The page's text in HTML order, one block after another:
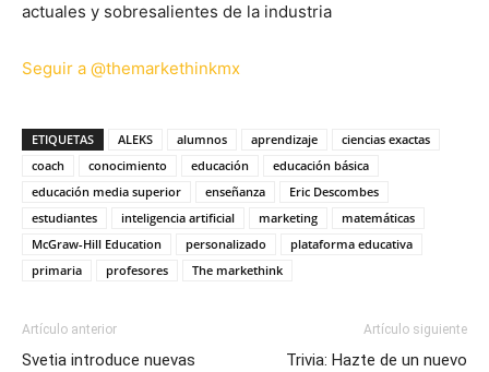
actuales y sobresalientes de la industria
Seguir a @themarkethinkmx
ETIQUETAS ALEKS alumnos aprendizaje
ciencias exactas
coach
conocimiento educación
educación básica
educación media superior
enseñanza
Eric Descombes
estudiantes
inteligencia artificial marketing
matemáticas
McGraw-Hill Education
personalizado
plataforma educativa
primaria
profesores The markethink
Artículo anterior
Svetia introduce nuevas
Artículo siguiente
Trivia: Hazte de un nuevo